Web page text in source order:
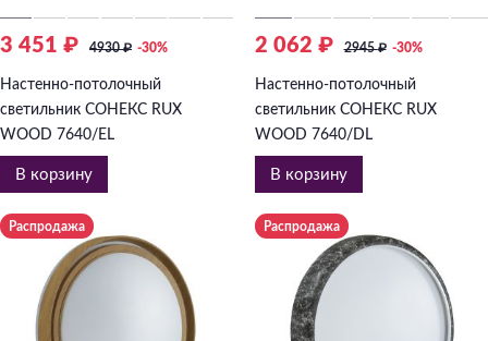
3 451 ₽ 4930₽ -30%
Настенно-потолочный
светильник СОНЕКС RUX
WOOD 7640/EL
В корзину
2 062 ₽ 2945₽ -30%
Настенно-потолочный
светильник СОНЕКС RUX
WOOD 7640/DL
В корзину
Распродажа Распродажа